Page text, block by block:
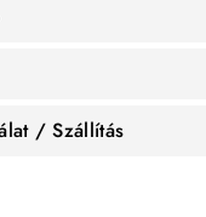
/ Szállítás